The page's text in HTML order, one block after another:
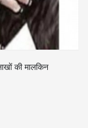
की मालकिन